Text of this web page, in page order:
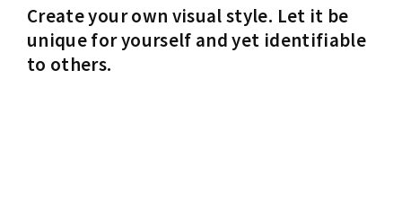
Create your own visual style. Let it be
unique for yourself and yet identifiable
to others.